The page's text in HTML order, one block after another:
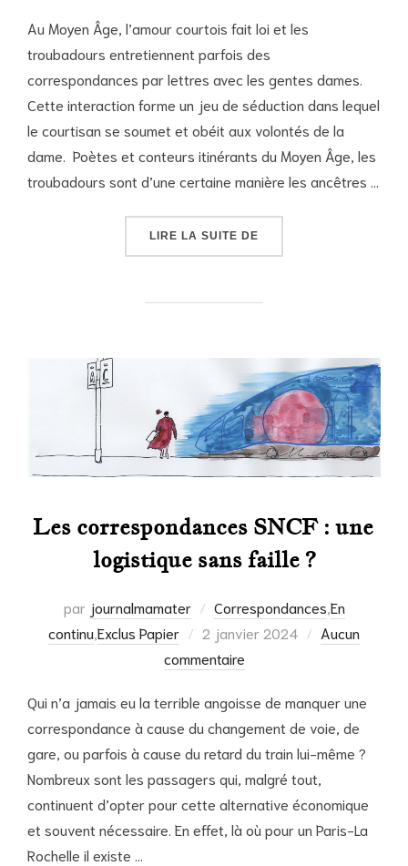
Au Moyen Âge, l’amour courtois fait loi et les
troubadours entretiennent parfois des
correspondances par lettres avec les gentes dames.
Cette interaction forme un jeu de séduction dans lequel
le courtisan se soumet et obéit aux volontés de la
dame. Poètes et conteurs itinérants du Moyen Âge, les
troubadours sont d’une certaine manière les ancêtres …
LIRE LA SUITE DE
Les correspondances SNCF : une
logistique sans faille ?
par journalmamater Correspondances En
continu Exclus Papier
Publié
le
2 janvier 2024
Aucun
commentaire
Qui n’a jamais eu la terrible angoisse de manquer une
correspondance à cause du changement de voie, de
gare, ou parfois à cause du retard du train lui-même ?
Nombreux sont les passagers qui, malgré tout,
continuent d’opter pour cette alternative économique
et souvent nécessaire. En effet, là où pour un Paris-La
Rochelle il existe …